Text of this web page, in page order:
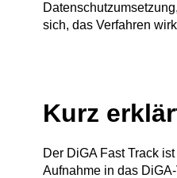
sich, das Verfahren
Kurz
Der DiGA Fast Track
Aufnahme in das